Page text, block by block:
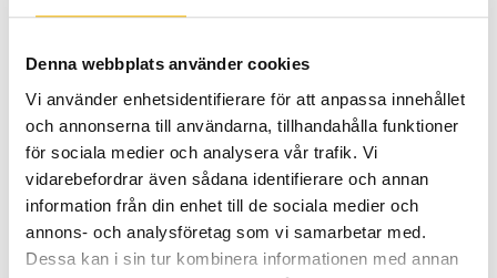
Denna webbplats använder cookies
Vi använder enhetsidentifierare för att anpassa innehållet
och annonserna till användarna, tillhandahålla funktioner
för sociala medier och analysera vår trafik. Vi
vidarebefordrar även sådana identifierare och annan
information från din enhet till de sociala medier och
annons- och analysföretag som vi samarbetar med.
Dessa kan i sin tur kombinera informationen med annan
delar av innovationssystemet gifta ihop Skånes
internationella aktörer att etablera sig i både Medicon
Village och andra forskningskluster i regionen.
– Innovationssystemet i Sverige håller högsta klass och
Medicon Village är en viktig katalysator för